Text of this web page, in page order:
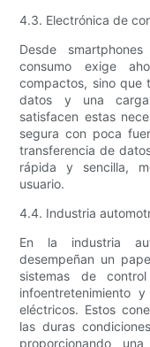
4.3. Electrónica de
Desde
consumo exige
compactos, sino que
datos y una carga
satisfacen estas
segura con poca
transferencia de
rápida y sencilla,
usuario.
4.4. Industria
En la industria
desempeñan un
sistemas de
infoentretenimiento
eléctricos. Estos
las duras
proporcionando